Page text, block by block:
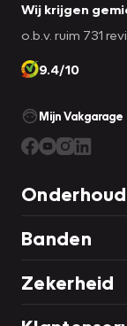
Wij krijgen
o.b.v. ruim 731
9.4/10
Mijn Vakgarage
Onderhoud
Banden
Zekerheid